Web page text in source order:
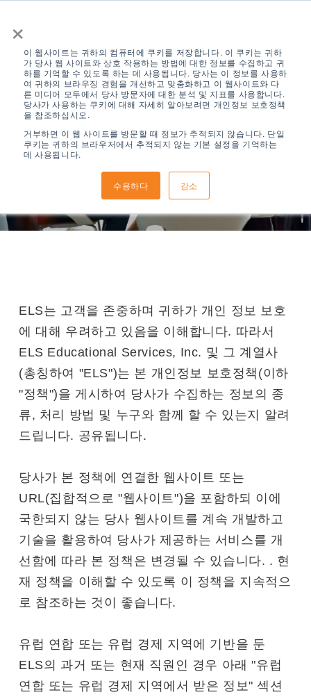
×
이 웹사이트는 귀하의 컴퓨터에 쿠키를 저장합니다. 이 쿠키는 귀하
가 당사 웹 사이트와 상호 작용하는 방법에 대한 정보를 수집하고 귀
하를 기억할 수 있도록 하는 데 사용됩니다. 당사는 이 정보를 사용하
여 귀하의 브라우징 경험을 개선하고 맞춤화하고 이 웹사이트와 다
른 미디어 모두에서 당사 방문자에 대한 분석 및 지표를 사용합니다.
당사가 사용하는 쿠키에 대해 자세히 알아보려면 개인정보 보호정책
을 참조하십시오.
거부하면 이 웹 사이트를 방문할 때 정보가 추적되지 않습니다. 단일
쿠키는 귀하의 브라우저에서 추적되지 않는 기본 설정을 기억하는
데 사용됩니다.
수용하다 감소
개인 정보 정책
ELS는 고객을 존중하며 귀하가 개인 정보 보호
에 대해 우려하고 있음을 이해합니다. 따라서
ELS Educational Services, Inc. 및 그 계열사
(총칭하여 "ELS")는 본 개인정보 보호정책(이하
"정책")을 게시하여 당사가 수집하는 정보의 종
류, 처리 방법 및 누구와 함께 할 수 있는지 알려
드립니다. 공유됩니다.
당사가 본 정책에 연결한 웹사이트 또는
URL(집합적으로 "웹사이트")을 포함하되 이에
국한되지 않는 당사 웹사이트를 계속 개발하고
기술을 활용하여 당사가 제공하는 서비스를 개
선함에 따라 본 정책은 변경될 수 있습니다. . 현
재 정책을 이해할 수 있도록 이 정책을 지속적으
로 참조하는 것이 좋습니다.
유럽 ​​연합 또는 유럽 경제 지역에 기반을 둔
ELS의 과거 또는 현재 직원인 경우 아래 "유럽
연합 또는 유럽 경제 지역에서 받은 정보" 섹션